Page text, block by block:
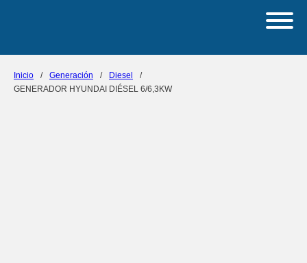
Inicio / Generación / Diesel
/
GENERADOR HYUNDAI DIÉSEL 6/6,3KW